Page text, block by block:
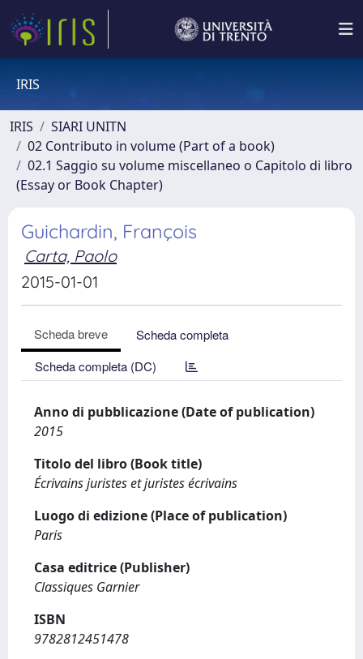
IRIS
IRIS
SIARI UNITN
02 Contributo in volume (Part of a book)
02.1 Saggio su volume miscellaneo o Capitolo di libro
(Essay or Book Chapter)
Guichardin, François
Carta, Paolo
2015-01-01
Scheda breve
Scheda completa
Scheda completa (DC)
Anno di pubblicazione (Date of publication)
2015
Titolo del libro (Book title)
Écrivains juristes et juristes écrivains
Luogo di edizione (Place of publication)
Paris
Casa editrice (Publisher)
Classiques Garnier
ISBN
9782812451478